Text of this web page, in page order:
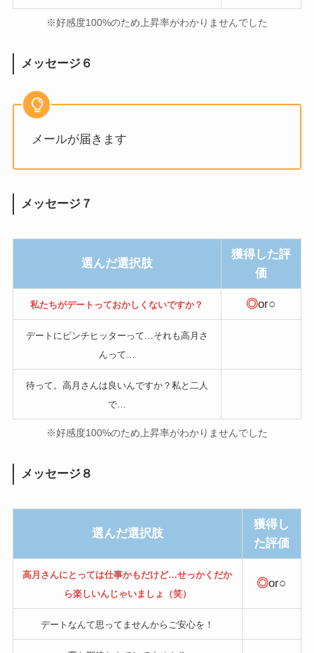
※好感度100%のため上昇率がわかりませんでした
メッセージ６
メールが届きます
メッセージ７
選んだ選択肢
獲得した評
価
私たちがデートっておかしくないですか？ ◎or○
デートにピンチヒッターって…それも高月さ
んって…
待って。高月さんは良いんですか？私と二人
で…
※好感度100%のため上昇率がわかりませんでした
メッセージ８
選んだ選択肢
獲得し
た評価
高月さんにとっては仕事かもだけど…せっかくだか
ら楽しいんじゃいましょ（笑）
◎or○
デートなんて思ってませんからご安心を！